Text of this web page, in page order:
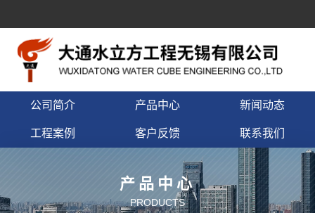
公司简介 产品中心 新闻动态
工程案例 客户反馈 联系我们
产品中心
PRODUCTS